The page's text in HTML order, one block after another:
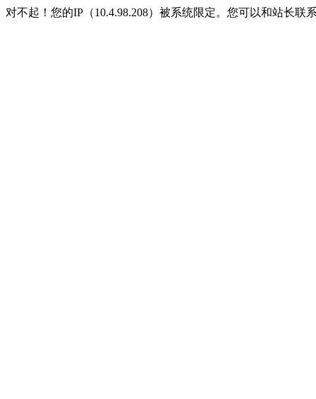
对不起！您的IP（10.4.98.208）被系统限定。您可以和站长联